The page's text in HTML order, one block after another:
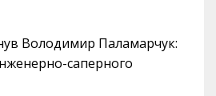
Володимир Паламарчук:
саперного